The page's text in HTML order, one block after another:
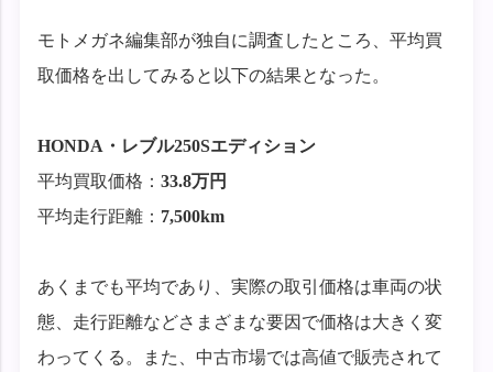
モトメガネ編集部が独自に調査したところ、平均買
取価格を出してみると以下の結果となった。
HONDA ・ レブル250Sエディション
平均買取価格：33.8万円
平均走行距離： 7,500km
あくまでも平均であり、実際の取引価格は車両の状
態、走行距離などさまざまな要因で価格は大きく変
わってくる。また、中古市場では高値で販売されて